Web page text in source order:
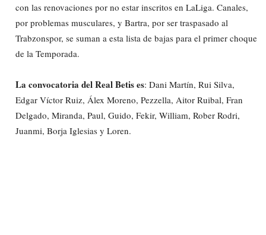
con las renovaciones por no estar inscritos en LaLiga. Canales,
por problemas musculares, y Bartra, por ser traspasado al
Trabzonspor, se suman a esta lista de bajas para el primer choque
de la Temporada.
La convocatoria del Real Betis es: Dani Martín, Rui Silva,
Edgar Víctor Ruiz, Álex Moreno, Pezzella, Aitor Ruibal, Fran
Delgado, Miranda, Paul, Guido, Fekir, William, Rober Rodri,
Juanmi, Borja Iglesias y Loren.